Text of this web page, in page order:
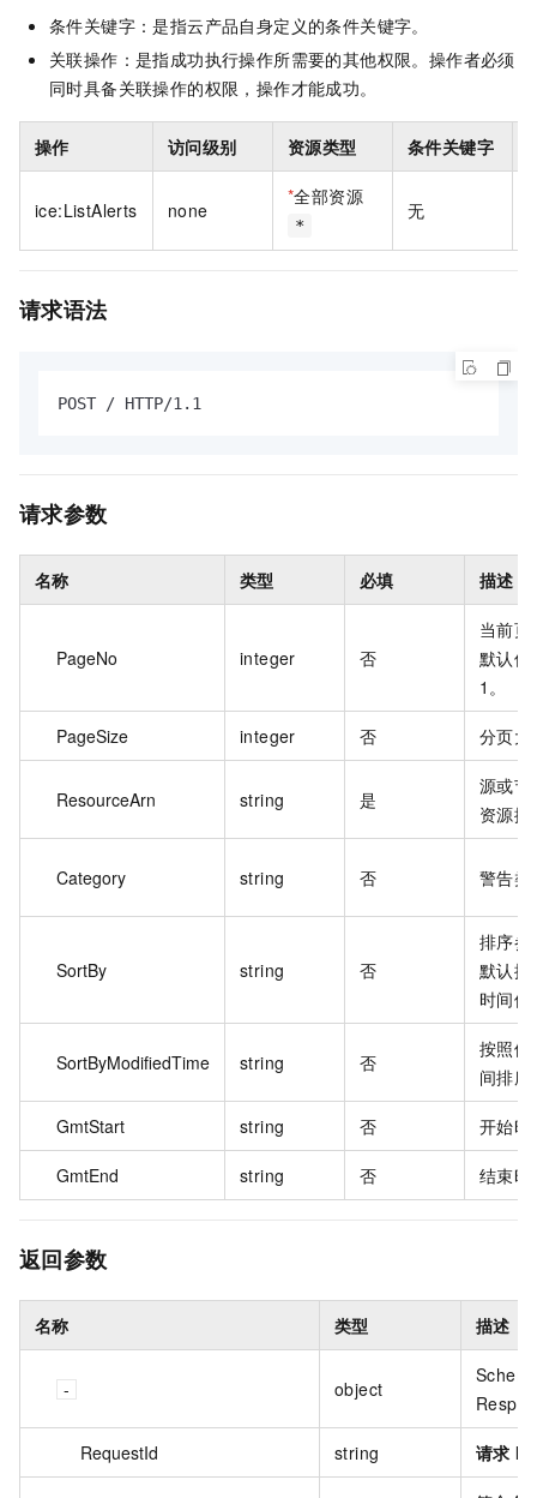
条件关键字：是指云产品自身定义的条件关键字。
关联操作：是指成功执行操作所需要的其他权限。操作者必须
同时具备关联操作的权限，操作才能成功。
操作 访问级别 资源类型 条件关键字
ice:ListAlerts none
*全部资源
*
无
请求语法
POST / HTTP/1.1
请求参数
名称 类型 必填 描述
PageNo integer 否
当前页
默认值
1。
PageSize integer 否 分页大
ResourceArn string 是
源或节
资源描
Category string 否 警告类
SortBy string 否
排序参
默认按
时间倒
SortByModifiedTime string 否
按照修
间排序
GmtStart string 否 开始时
GmtEnd string 否 结束时
返回参数
名称 类型 描述
object
RequestId string 请求 ID